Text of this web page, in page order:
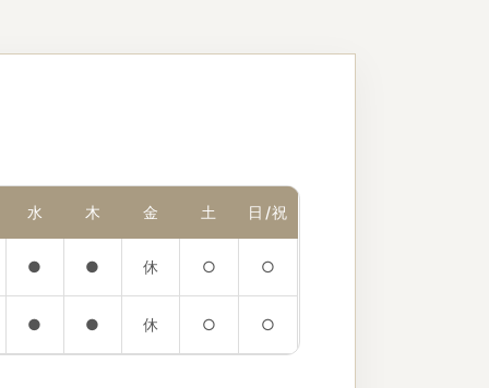
水 木 金 土 日/祝
● ● 休 ○ ○
● ● 休 ○ ○